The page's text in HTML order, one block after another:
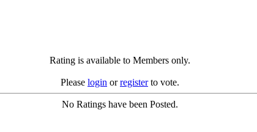
Rating is available to Members only.
Please login orregisterto vote.
No Ratings have been Posted.